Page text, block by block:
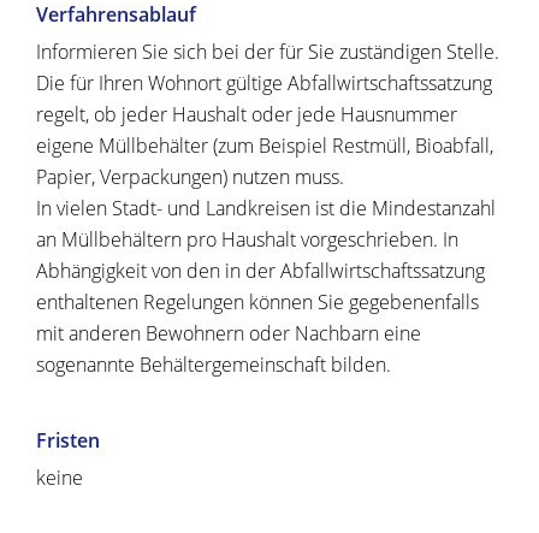
Verfahrensablauf
Informieren Sie sich bei der für Sie zuständigen Stelle.
Die für Ihren Wohnort gültige Abfallwirtschaftssatzung
regelt, ob jeder Haushalt oder jede Hausnummer
eigene Müllbehälter(zum Beispiel Restmüll, Bioabfall,
Papier, Verpackungen) nutzen muss.
In vielen Stadt- und Landkreisen ist die Mindestanzahl
an Müllbehältern pro Haushalt vorgeschrieben. In
Abhängigkeit von den in der Abfallwirtschaftssatzung
enthaltenen Regelungen können Sie gegebenenfalls
mit anderen Bewohnern oder Nachbarn eine
sogenannte Behältergemeinschaft bilden.
Fristen
keine